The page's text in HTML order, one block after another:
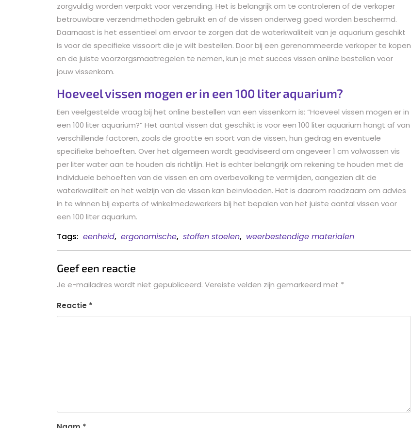
zorgvuldig worden verpakt voor verzending. Het is belangrijk om te controleren of de verkoper
betrouwbare verzendmethoden gebruikt en of de vissen onderweg goed worden beschermd.
Daarnaast is het essentieel om ervoor te zorgen dat de waterkwaliteit van je aquarium geschikt
is voor de specifieke vissoort die je wilt bestellen. Door bij een gerenommeerde verkoper te kopen
en de juiste voorzorgsmaatregelen te nemen, kun je met succes vissen online bestellen voor
jouw vissenkom.
Hoeveel vissen mogen er in een 100 liter aquarium?
Een veelgestelde vraag bij het online bestellen van een vissenkom is: “Hoeveel vissen mogen er in
een 100 liter aquarium?” Het aantal vissen dat geschikt is voor een 100 liter aquarium hangt af van
verschillende factoren, zoals de grootte en soort van de vissen, hun gedrag en eventuele
specifieke behoeften. Over het algemeen wordt geadviseerd om ongeveer 1 cm volwassen vis
per liter water aan te houden als richtlijn. Het is echter belangrijk om rekening te houden met de
individuele behoeften van de vissen en om overbevolking te vermijden, aangezien dit de
waterkwaliteit en het welzijn van de vissen kan beïnvloeden. Het is daarom raadzaam om advies
in te winnen bij experts of winkelmedewerkers bij het bepalen van het juiste aantal vissen voor
een 100 liter aquarium.
Tags: eenheid, ergonomische, stoffen stoelen, weerbestendige materialen
Geef een reactie
Je e-mailadres wordt niet gepubliceerd. Vereiste velden zijn gemarkeerd met *
Reactie *